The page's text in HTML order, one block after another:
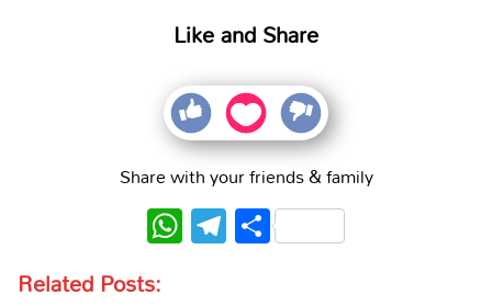
Like and Share
Share with your friends & family
WhatsApp
Telegram
Share
Related Posts: